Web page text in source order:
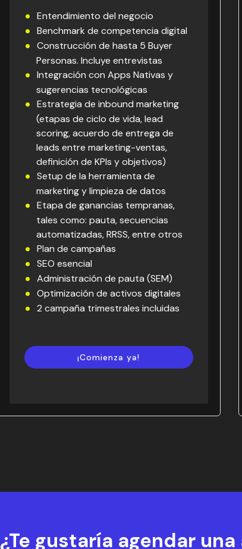
Entendimiento del negocio
Benchmark de competencia digital
Construcción de hasta 5 Buyer
Personas. Incluye entrevistas
Integración con Apps Nativas y
sugerencias tecnológicas
Estrategia de inbound marketing
(etapas de ciclo de vida, lead
scoring, acuerdo de entrega de
leads entre marketing-ventas,
definición de KPIs y objetivos)
Setup de la herramienta de
marketing y limpieza de datos
Etapa de ganancias tempranas,
tales como: pauta, secuencias
automatizadas, RRSS, entre otros
Plan de campañas
SEO esencial
Administración de pauta (SEM)
Optimización de activos digitales
2 campaña trimestrales incluidas
¡Comienza ya!
¿Te gustaría agendar